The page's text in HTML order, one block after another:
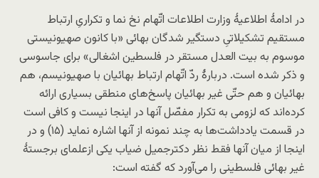
در ادامۀ اطلاعیۀ وزارت اطلاعات اتّهام نخ نما و تکراریِ ارتباط
مستقیم تشکیلاتیِ دستگیر شدگان بهائی «با کانون صهیونیستی
موسوم به بیت العدل مستقر در فلسطین اشغالی» برای جاسوسی
و ذکر شده است. دربارۀ ردّ اتّهام ارتباط بهائیان با صهیونیسم، هم
بهائیان و هم حتّی غیر بهائیان پاسخ‌های منطقی بسیاری ارائه
کرده‌اند که لزومی به تکرار مفصّل آنها در اینجا نیست و کافی است
در قسمت یادداشت‌ها به چند نمونه از آنها اشاره نماید (۱۵) و در
اینجا از میان آنها فقط نظر دکترجمیل ضیاب یکی ازعلمای برجستۀ
غیر بهائی فلسطینی را می‌آورد که گفته است: